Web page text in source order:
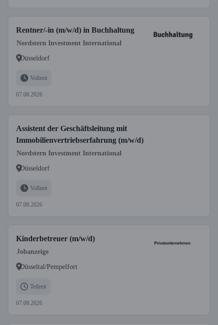
Rentner/-in (m/w/d) in Buchhaltung
Nordstern Investment International
Düsseldorf
Vollzeit
07.08.2026
Assistent der Geschäftsleitung mit
Immobilienvertriebserfahrung (m/w/d)
Nordstern Investment International
Düsseldorf
Vollzeit
07.08.2026
Kinderbetreuer (m/w/d)
Jobanzeige
Düsseltal/Pempelfort
Teilzeit
07.08.2026